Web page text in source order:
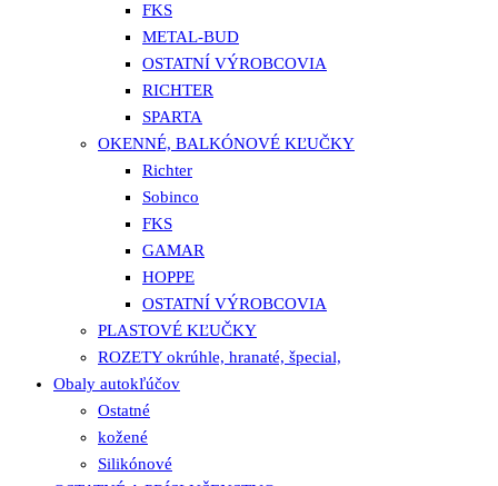
FKS
METAL-BUD
OSTATNÍ VÝROBCOVIA
RICHTER
SPARTA
OKENNÉ, BALKÓNOVÉ KĽUČKY
Richter
Sobinco
FKS
GAMAR
HOPPE
OSTATNÍ VÝROBCOVIA
PLASTOVÉ KĽUČKY
ROZETY okrúhle, hranaté, špecial,
Obaly autokľúčov
Ostatné
kožené
Silikónové